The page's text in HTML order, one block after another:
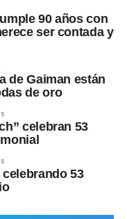
90 años con
ser contada y
de Gaiman están
de oro
celebran 53
53